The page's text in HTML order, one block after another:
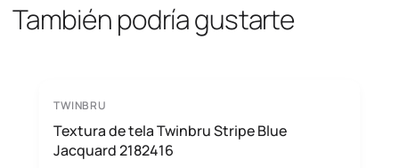
También podría gustarte
TWINBRU
Textura de tela Twinbru Stripe Blue
Jacquard 2182416